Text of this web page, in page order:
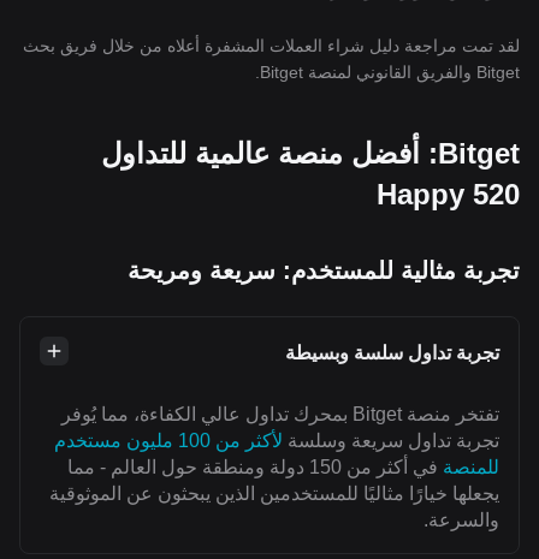
لقد تمت مراجعة دليل شراء العملات المشفرة أعلاه من خلال فريق بحث
Bitget والفريق القانوني لمنصة Bitget.
Bitget: أفضل منصة عالمية للتداول
Happy 520
تجربة مثالية للمستخدم: سريعة ومريحة
تجربة تداول سلسة وبسيطة
تفتخر منصة Bitget بمحرك تداول عالي الكفاءة، مما يُوفر
تجربة تداول سريعة وسلسة
لأكثر من 100 مليون مستخدم
للمنصة
في أكثر من 150 دولة ومنطقة حول العالم - مما
يجعلها خيارًا مثاليًا للمستخدمين الذين يبحثون عن الموثوقية
والسرعة.